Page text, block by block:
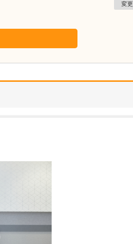
変更
安佐南おなかの内科・内視鏡クリニック
松本 健太院長取材記事
少なくありません。こう